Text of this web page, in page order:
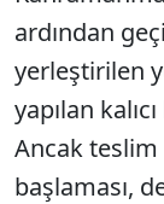
ardından
yerleştirilen
yapılan
Ancak teslim
başlaması,